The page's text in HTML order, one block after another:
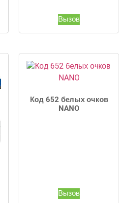
Вызов
Код 652 белых очков
NANO
Вызов